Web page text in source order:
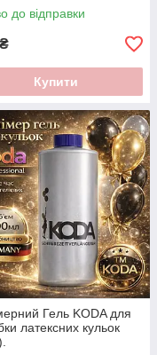
до відправки
₴
Купити
Гель KODA для
латексних кульок